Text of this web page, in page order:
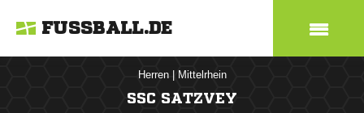
FUSSBALL.DE
Herren Mittelrhein
SSC SATZVEY